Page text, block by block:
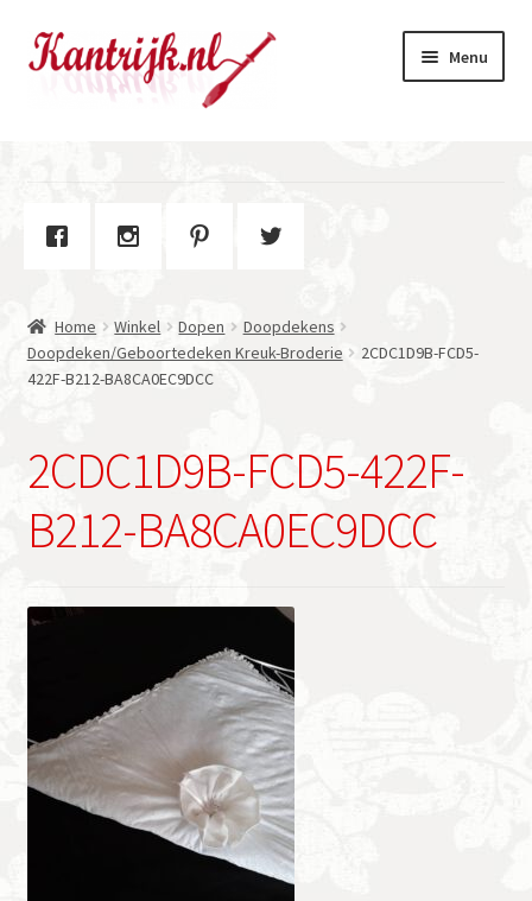
Ga
door
Ga
naar
Menu
Contact
Home Winkel Dopen
Doopdekens
Doopdeken/Geboortedeken Kreuk-Broderie
2CDC1D9B-FCD5-
422F-B212-BA8CA0EC9DCC
2CDC1D9B-FCD5-422F-
B212-BA8CA0EC9DCC